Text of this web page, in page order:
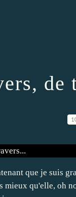
de
que je suis
mieux qu'elle, oh